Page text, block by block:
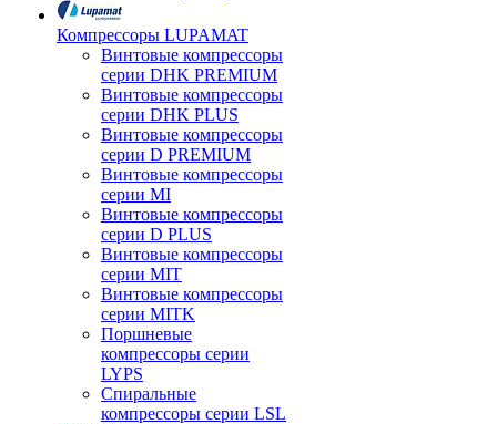
Компрессоры LUPAMAT
Винтовые компрессоры
серии DHK PREMIUM
Винтовые компрессоры
серии DHK PLUS
Винтовые компрессоры
серии D PREMIUM
Винтовые компрессоры
серии MI
Винтовые компрессоры
серии D PLUS
Винтовые компрессоры
серии MIT
Винтовые компрессоры
серии MITK
Поршневые
компрессоры серии
LYPS
Спиральные
компрессоры серии LSL